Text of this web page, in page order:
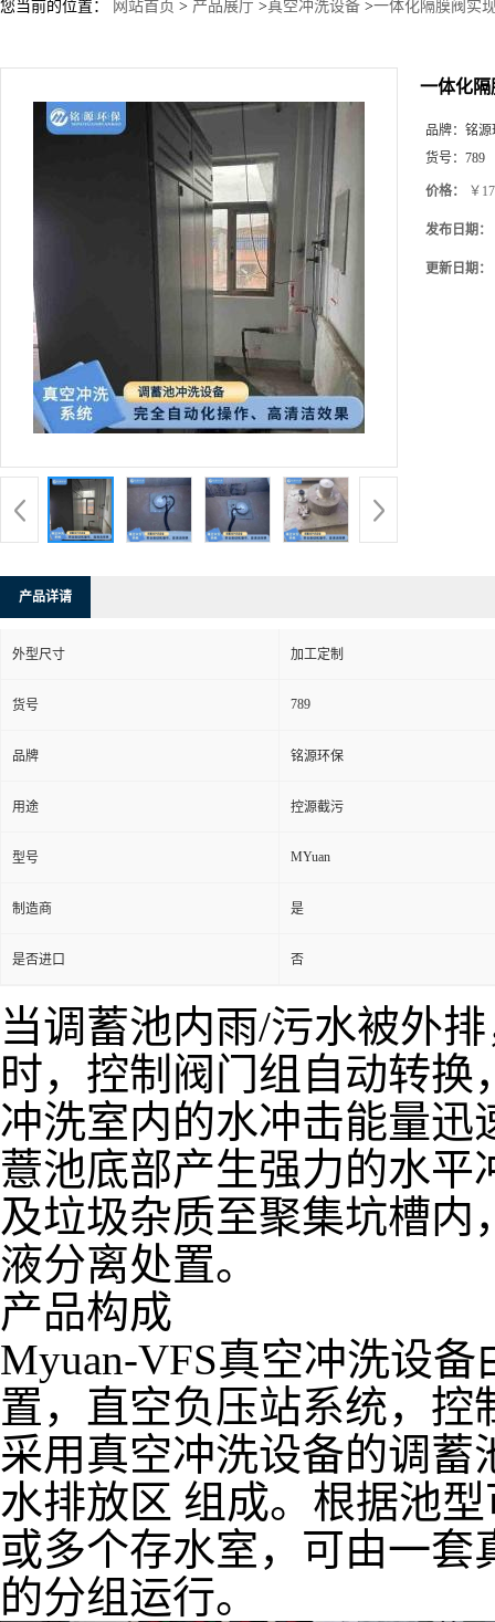
您当前的位置： 网站首页 > 产品展厅 >真空冲洗设备 >一体化隔膜阀实
一体化隔
品牌： 铭源
货号： 789
价格： ￥
发布日期：
更新日期：
产品详请
外型尺寸 加工定制
货号 789
品牌 铭源环保
用途 控源截污
型号 MYuan
制造商 是
是否进口 否
当调蓄池内雨/污水被外
时，控制阀门组自动转
冲洗室内的水冲击能量迅
薏池底部产生强力的水
及垃圾杂质至聚集坑槽
液分离处置。
产品构成
Myuan-VFS真空冲洗设
置，直空负压站系统，
采用真空冲洗设备的调
水排放区 组成。根据池
或多个存水室，可由一
的分组运行。